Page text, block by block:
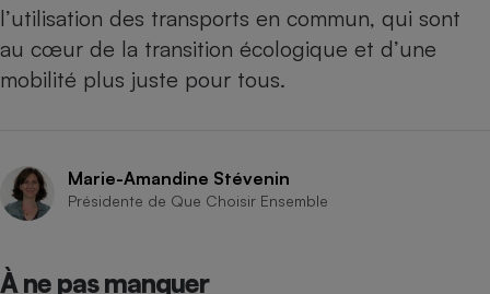
l’utilisation des transports en commun, qui sont
au cœur de la transition écologique et d’une
mobilité plus juste pour tous.
Marie-Amandine Stévenin
Présidente de Que Choisir Ensemble
À ne pas manquer